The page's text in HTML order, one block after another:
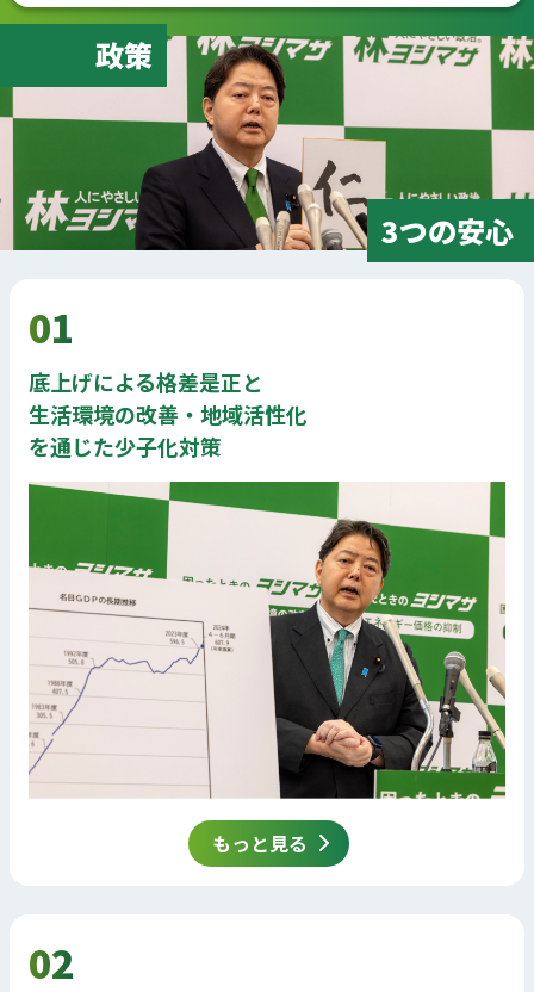
政策
3つの安心
01
底上げによる格差是正と
生活環境の改善・地域活性化
を通じた少子化対策
もっと見る
02